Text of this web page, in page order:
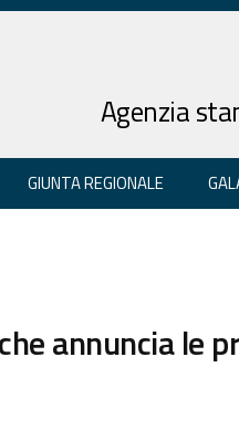
Agenzia
GIUNTA REGIONALE
annuncia le